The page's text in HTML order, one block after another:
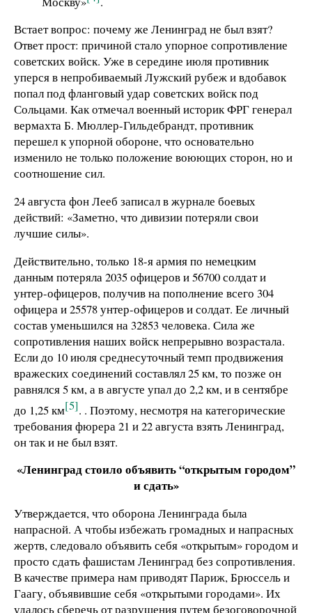
Встает вопрос: почему же Ленинград не был взят?
Ответ прост: причиной стало упорное сопротивление
советских войск. Уже в середине июля противник
уперся в непробиваемый Лужский рубеж и вдобавок
попал под фланговый удар советских войск под
Сольцами. Как отмечал военный историк ФРГ генерал
вермахта Б. Мюллер-Гильдебрандт, противник
перешел к упорной обороне, что основательно
изменило не только положение воюющих сторон, но и
соотношение сил.
24 августа фон Лееб записал в журнале боевых
действий: «Заметно, что дивизии потеряли свои
лучшие силы».
Действительно, только 18-я армия по немецким
данным потеряла 2035 офицеров и 56700 солдат и
унтер-офицеров, получив на пополнение всего 304
офицера и 25578 унтер-офицеров и солдат. Ее личный
состав уменьшился на 32853 человека. Сила же
сопротивления наших войск непрерывно возрастала.
Если до 10 июля среднесуточный темп продвижения
вражеских соединений составлял 25 км, то позже он
равнялся 5 км, а в августе упал до 2,2 км, и в сентябре
до 1,25 км[5]. . Поэтому, несмотря на категорические
требования фюрера 21 и 22 августа взять Ленинград,
он так и не был взят.
«Ленинград стоило объявить “открытым городом”
и сдать»
Утверждается, что оборона Ленинграда была
напрасной. А чтобы избежать громадных и напрасных
жертв, следовало объявить себя «открытым» городом и
просто сдать фашистам Ленинград без сопротивления.
В качестве примера нам приводят Париж, Брюссель и
Гаагу, объявившие себя «открытыми городами». Их
удалось сберечь от разрушения путем безоговорочной